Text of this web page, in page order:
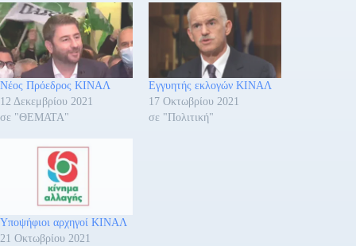
Νέος Πρόεδρος ΚΙΝΑΛ
12 Δεκεμβρίου 2021
σε "ΘΕΜΑΤΑ"
Εγγυητής εκλογών ΚΙΝΑΛ
17 Οκτωβρίου 2021
σε "Πολιτική"
Υποψήφιοι αρχηγοί ΚΙΝΑΛ
21 Οκτωβρίου 2021